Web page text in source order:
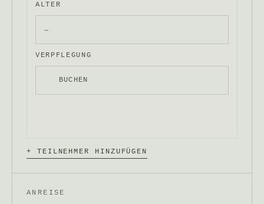
ALTER
VERPFLEGUNG
BUCHEN
+ TEILNEHMER HINZUFÜGEN
ANREISE